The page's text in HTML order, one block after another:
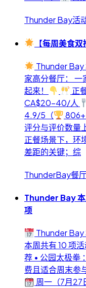
Thunder Bay活
【每周美食
Thunder Bay
家高分餐厅： 一
起来！
正
CA$20-40/人
4.9/5（
806+
评分与评价数量
正餐场景下，环
差距的关键；综
ThunderBay餐
Thunder Bay
项
Thunder Bay
本周共有 10 项
荐 • 公园太极拳
费且适合周末参
周一（7月27